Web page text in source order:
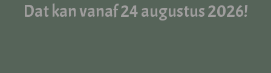
Dat kan vanaf 24 augustus 2026!